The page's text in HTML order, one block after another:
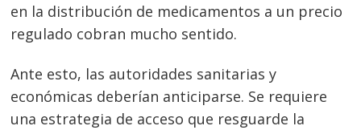
en la distribución de medicamentos a un precio
regulado cobran mucho sentido.
Ante esto, las autoridades sanitarias y
económicas deberían anticiparse. Se requiere
una estrategia de acceso que resguarde la